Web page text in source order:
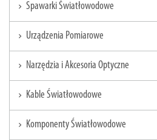
chevron_right Spawarki Światłowodowe
chevron_right Urządzenia Pomiarowe
chevron_right Narzędzia i Akcesoria Optyczne
chevron_right Kable Światłowodowe
chevron_right Komponenty Światłowodowe